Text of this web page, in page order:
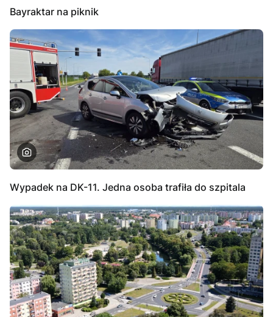
Bayraktar na piknik
Wypadek na DK-11. Jedna osoba trafiła do szpitala